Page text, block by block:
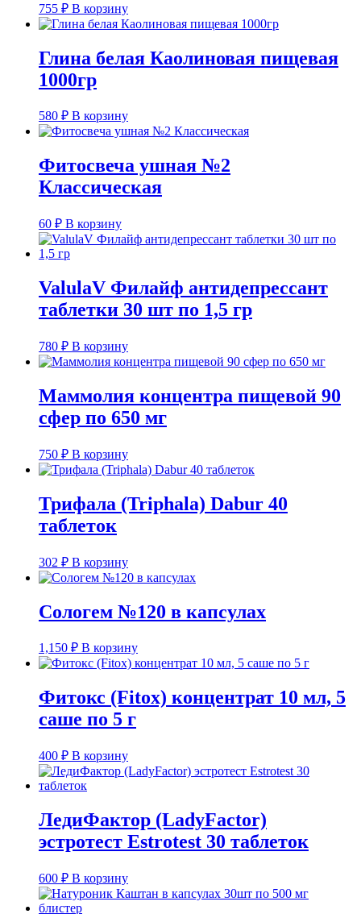
755 ₽ В корзину
Глина белая Каолиновая пищевая
1000гр
580 ₽ В корзину
Фитосвеча ушная №2
Классическая
60 ₽ В корзину
ValulaV Филайф антидепрессант
таблетки 30 шт по 1,5 гр
780 ₽ В корзину
Маммолия концентра пищевой 90
сфер по 650 мг
750 ₽ В корзину
Трифала (Triphala) Dabur 40
таблеток
302 ₽ В корзину
Сологем №120 в капсулах
1,150 ₽ В корзину
Фитокс (Fitox) концентрат 10 мл, 5
саше по 5 г
400 ₽ В корзину
ЛедиФактор (LadyFactor)
эстротест Estrotest 30 таблеток
600 ₽ В корзину